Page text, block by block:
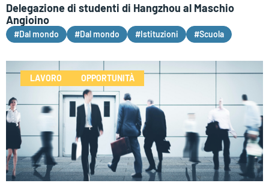
Delegazione di studenti di Hangzhou al Maschio
Angioino
#Dal mondo #Dal mondo #Istituzioni #Scuola
LAVORO OPPORTUNITÀ